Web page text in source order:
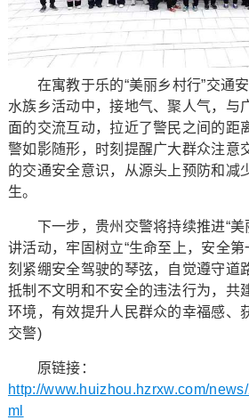
在寓教于乐的“美丽乡村行”交通安
水族乡活动中，接地气、聚人气，与
面的交流互动，拉近了警民之间的距
警如影随形，时刻提醒广大群众注意
的交通安全意识，从源头上预防和减
生。
下一步，贵州交警将持续推进“美
讲活动，牢固树立“生命至上，安全
刻紧绷安全驾驶的琴弦，自觉遵守道
抵制不文明和不安全的违法行为，共
环境，有效提升人民群众的幸福感、
交警)
原链接：
http://www.huizhou.hzrxw.com/
ml